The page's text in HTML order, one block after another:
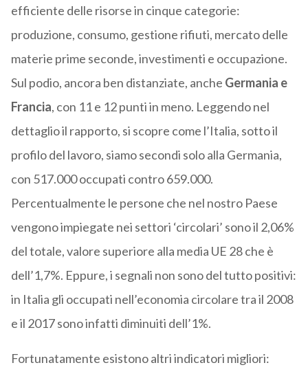
efficiente delle risorse in cinque categorie:
produzione, consumo, gestione rifiuti, mercato delle
materie prime seconde, investimenti e occupazione.
Sul podio, ancora ben distanziate, anche Germania e
Francia, con 11 e 12 punti in meno. Leggendo nel
dettaglio il rapporto, si scopre come l’Italia, sotto il
profilo del lavoro, siamo secondi solo alla Germania,
con 517.000 occupati contro 659.000.
Percentualmente le persone che nel nostro Paese
vengono impiegate nei settori ‘circolari’ sono il 2,06%
del totale, valore superiore alla media UE 28 che è
dell’1,7%. Eppure, i segnali non sono del tutto positivi:
in Italia gli occupati nell’economia circolare tra il 2008
e il 2017 sono infatti diminuiti dell’1%.
Fortunatamente esistono altri indicatori migliori: